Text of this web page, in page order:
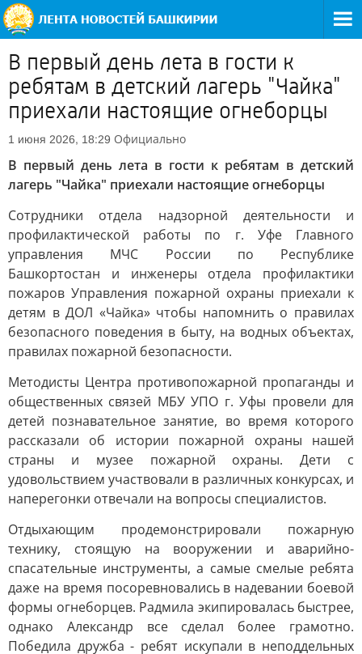
В первый день лета в гости к
ребятам в детский лагерь "Чайка"
приехали настоящие огнеборцы
1 июня 2026, 18:29 Официально
В первый день лета в гости к ребятам в детский
лагерь "Чайка" приехали настоящие огнеборцы
Сотрудники отдела надзорной деятельности и
профилактической работы по г. Уфе Главного
управления МЧС России по Республике
Башкортостан и инженеры отдела профилактики
пожаров Управления пожарной охраны приехали к
детям в ДОЛ «Чайка» чтобы напомнить о правилах
безопасного поведения в быту, на водных объектах,
правилах пожарной безопасности.
Методисты Центра противопожарной пропаганды и
общественных связей МБУ УПО г. Уфы провели для
детей познавательное занятие, во время которого
рассказали об истории пожарной охраны нашей
страны и музее пожарной охраны. Дети с
удовольствием участвовали в различных конкурсах, и
наперегонки отвечали на вопросы специалистов.
Отдыхающим продемонстрировали пожарную
технику, стоящую на вооружении и аварийно-
спасательные инструменты, а самые смелые ребята
даже на время посоревновались в надевании боевой
формы огнеборцев. Радмила экипировалась быстрее,
однако Александр все сделал более грамотно.
Победила дружба - ребят искупали в неподдельных